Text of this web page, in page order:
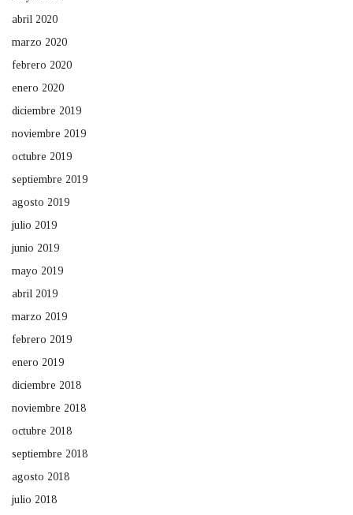
abril 2020
marzo 2020
febrero 2020
enero 2020
diciembre 2019
noviembre 2019
octubre 2019
septiembre 2019
agosto 2019
julio 2019
junio 2019
mayo 2019
abril 2019
marzo 2019
febrero 2019
enero 2019
diciembre 2018
noviembre 2018
octubre 2018
septiembre 2018
agosto 2018
julio 2018